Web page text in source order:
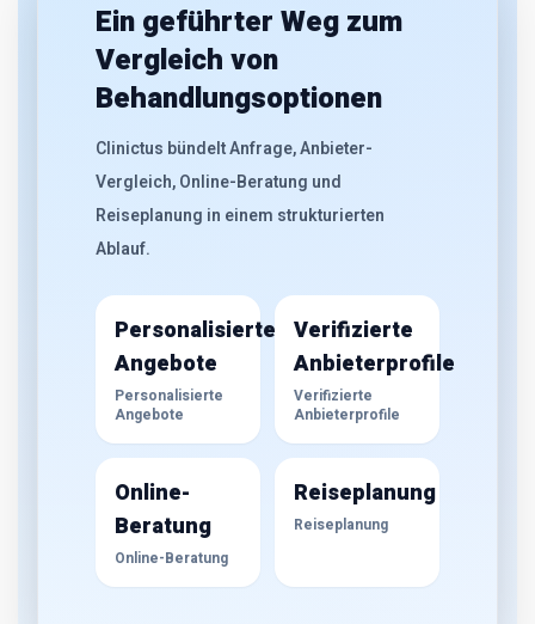
Ein geführter Weg zum
Vergleich von
Behandlungsoptionen
Clinictus bündelt Anfrage, Anbieter-
Vergleich, Online-Beratung und
Reiseplanung in einem strukturierten
Ablauf.
Personalisierte
Angebote
Personalisierte
Angebote
Verifizierte
Anbieterprofile
Verifizierte
Anbieterprofile
Online-
Beratung
Online-Beratung
Reiseplanung
Reiseplanung